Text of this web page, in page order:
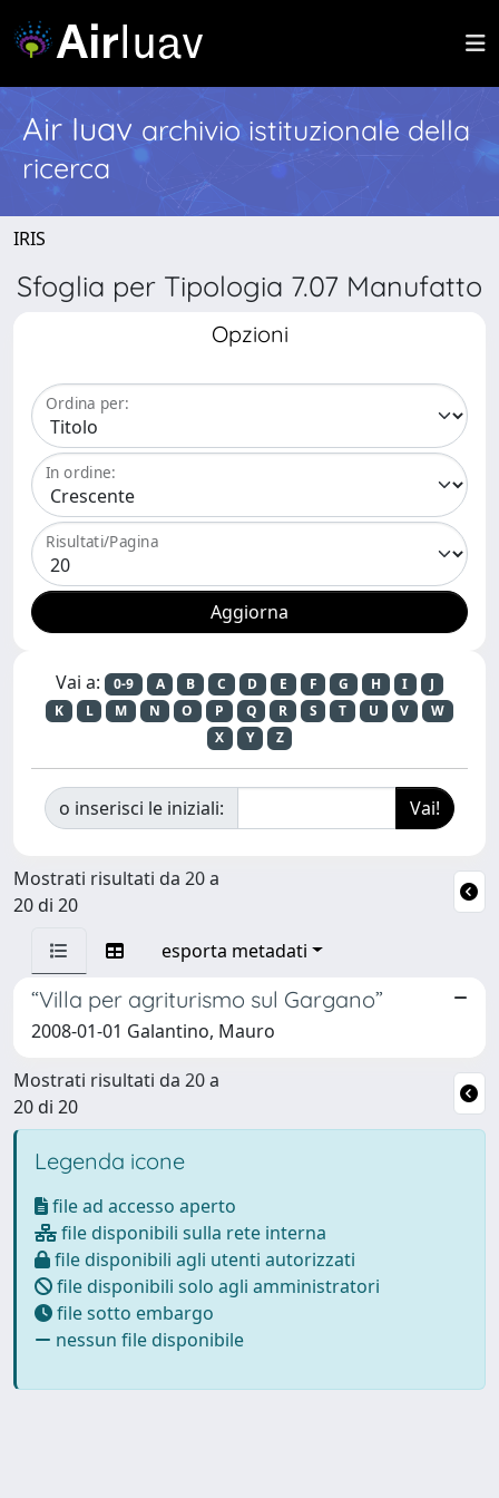
Air Iuav archivio istituzionale della
ricerca
IRIS
Sfoglia per Tipologia 7.07 Manufatto
Opzioni
Ordina per:
In ordine:
Risultati/Pagina
Vai a: 0-9 A B C D E F G H I
J
K
L M N O P Q R S T U V
W
X
Y Z
o inserisci le iniziali:
Mostrati risultati da 20 a
20 di 20
esporta metadati
“Villa per agriturismo sul Gargano”
2008-01-01 Galantino, Mauro
Mostrati risultati da 20 a
20 di 20
Legenda icone
file ad accesso aperto
file disponibili sulla rete interna
file disponibili agli utenti autorizzati
file disponibili solo agli amministratori
file sotto embargo
nessun file disponibile